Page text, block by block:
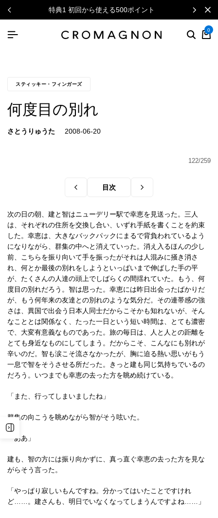
特典1 初回から使える500ポイント
0
スティッキー・フィンガーズ
何度目の別れ
さとうりゅうた
122/259
目次
次の日の朝、建と智はニューデリー駅で幸恵を見送った。三人
は、それぞれの住所を交換し合い、いずれ手紙を書くことを約束
した。幸恵は、大きなバックパックにまるで背負われているよう
になりながら、群集の中へと消えていった。消え入るほんの少し
前、こちらを振り向いて手を振ったがそれは人混みに掻き消さ
れ、何とか最後の別れをしようといっぱいまで伸ばした手の平
が、たくさんの人達の頭上でしばらくの間揺れていた。もう、何
度目の別れだろう。智は思った。幸恵には昨日出会ったばかりだ
が、もう何年来の友達との別れのような気分だ。その連帯感の強
さは、異国で出会う日本人同士だからこそかも知れないが、そん
なこととは関係なく、たった一日という短い時間は、とても濃密
で、大変有意義なものであった。旅の毎日は、人と人との距離を
とても身近なものにしてしまう。だからこそ、こんなにも別れが
辛いのだ。智も涙こそ流さなかったが、胸に迫る熱い思いがもう
一息で智をそうさせる所だった。きっと建も同じ気持ちでいるの
だろう。いつまでも幸恵の去った方を眺め続けている。
「また、行ってしまいましたね」
群集の向こうを眺めながら智がそう呟いた。
「ああ」
建も、智の方には振り向かずに、真っ直ぐ幸恵の去った方を見な
がらそう言った。
「やっぱり寂しいもんですね。分かってはいたことですけれ
ど……。建さんも、明日でいなくなってしまうんですよね……」